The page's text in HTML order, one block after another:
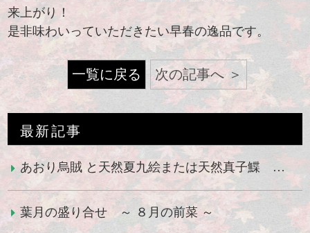
来上がり！
是非味わいっていただきたい早春の逸品です。
一覧に戻る 次の記事へ
最新記事
あおり烏賊 と天然夏九絵または天然真子鰈 ～ ８月の御造り ～
葉月の盛り合せ ～ ８月の前菜 ～